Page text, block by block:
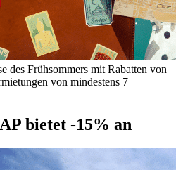
des Frühsommers mit Rabatten von
von mindestens 7
bietet -15% an